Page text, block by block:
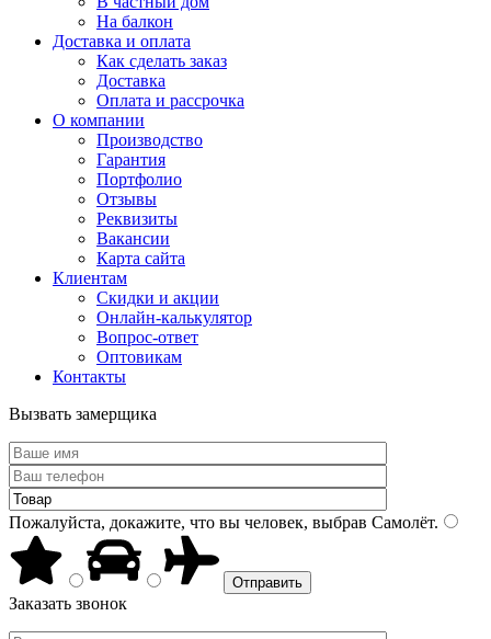
На балкон
Доставка и оплата
Как сделать заказ
Доставка
Оплата и рассрочка
О компании
Производство
Гарантия
Портфолио
Отзывы
Реквизиты
Вакансии
Карта сайта
Клиентам
Скидки и акции
Онлайн-калькулятор
Вопрос-ответ
Оптовикам
Контакты
Вызвать замерщика
Пожалуйста, докажите, что вы человек, выбрав Самолёт.
Заказать звонок